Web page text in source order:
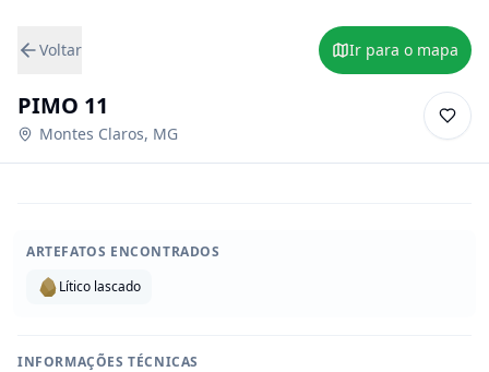
Voltar Ir para o mapa
PIMO 11
Montes Claros, MG
ARTEFATOS ENCONTRADOS
Lítico lascado
INFORMAÇÕES TÉCNICAS